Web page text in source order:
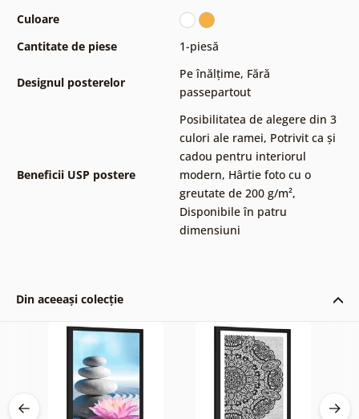
Culoare
Cantitate de piese
1-piesă
Designul posterelor
Pe înălțime, Fără
passepartout
Beneficii USP postere
Posibilitatea de alegere din 3
culori ale ramei, Potrivit ca și
cadou pentru interiorul
modern, Hârtie foto cu o
greutate de 200 g/m²,
Disponibile în patru
dimensiuni
Din aceeași colecție